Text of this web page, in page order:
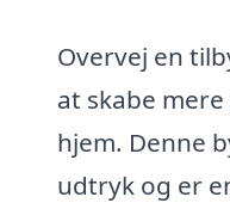
Overvej en
at skabe
hjem. Denne
udtryk og er